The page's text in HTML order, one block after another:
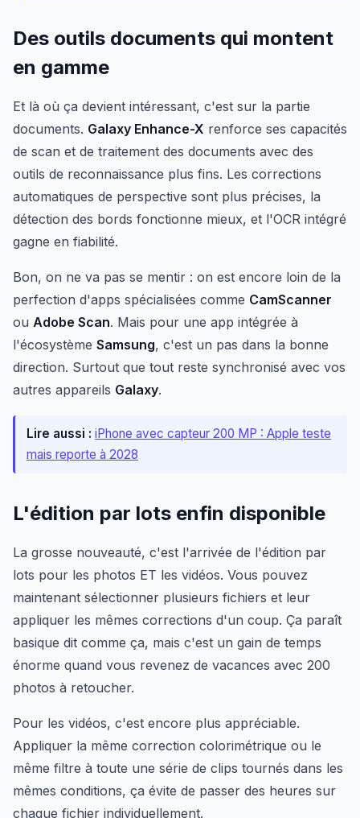
Des outils documents qui montent
en gamme
Et là où ça devient intéressant, c'est sur la partie
documents. Galaxy Enhance-X renforce ses capacités
de scan et de traitement des documents avec des
outils de reconnaissance plus fins. Les corrections
automatiques de perspective sont plus précises, la
détection des bords fonctionne mieux, et l'OCR intégré
gagne en fiabilité.
Bon, on ne va pas se mentir : on est encore loin de la
perfection d'apps spécialisées comme CamScanner
ou Adobe Scan. Mais pour une app intégrée à
l'écosystème Samsung, c'est un pas dans la bonne
direction. Surtout que tout reste synchronisé avec vos
autres appareils Galaxy.
Lire aussi : iPhone avec capteur 200 MP : Apple teste
mais reporte à 2028
L'édition par lots enfin disponible
La grosse nouveauté, c'est l'arrivée de l'édition par
lots pour les photos ET les vidéos. Vous pouvez
maintenant sélectionner plusieurs fichiers et leur
appliquer les mêmes corrections d'un coup. Ça paraît
basique dit comme ça, mais c'est un gain de temps
énorme quand vous revenez de vacances avec 200
photos à retoucher.
Pour les vidéos, c'est encore plus appréciable.
Appliquer la même correction colorimétrique ou le
même filtre à toute une série de clips tournés dans les
mêmes conditions, ça évite de passer des heures sur
chaque fichier individuellement.